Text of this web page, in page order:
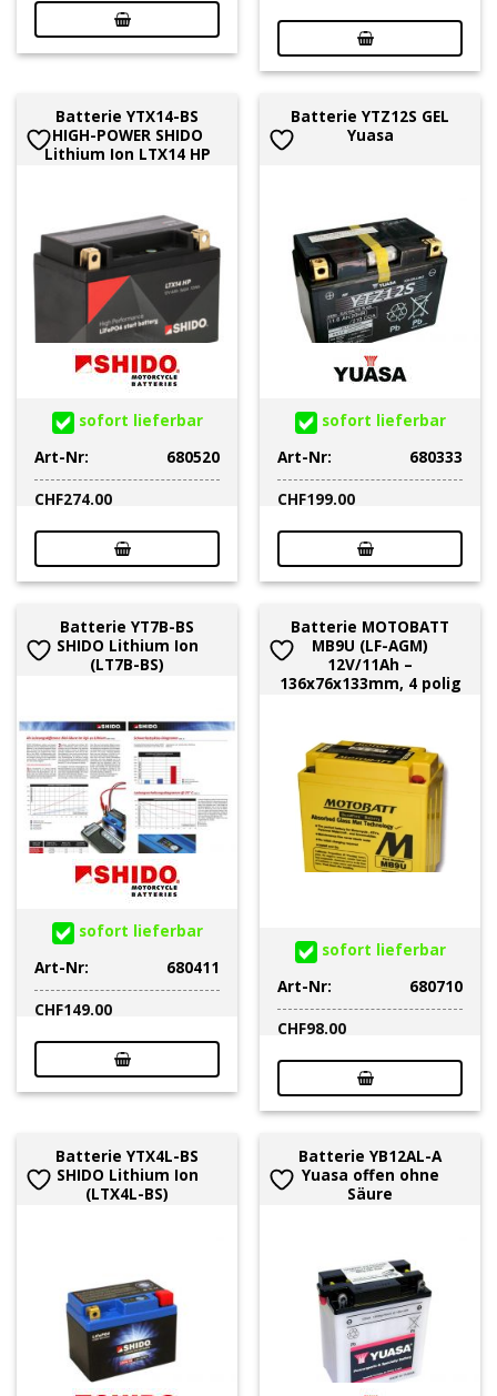
Batterie YTX14-BS
HIGH-POWER SHIDO
Lithium Ion LTX14 HP
sofort lieferbar
Art-Nr:
680520
CHF274.00
Batterie YTZ12S GEL
Yuasa
sofort lieferbar
Art-Nr:
680333
CHF199.00
Batterie YT7B-BS
SHIDO Lithium Ion
(LT7B-BS)
sofort lieferbar
Art-Nr:
680411
CHF149.00
Batterie MOTOBATT
MB9U (LF-AGM)
12V/11Ah –
136x76x133mm, 4 polig
sofort lieferbar
Art-Nr:
680710
CHF98.00
Batterie YTX4L-BS
SHIDO Lithium Ion
(LTX4L-BS)
Batterie YB12AL-A
Yuasa offen ohne
Säure